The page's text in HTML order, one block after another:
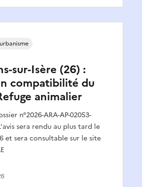
sur-Isère (26) :
compatibilité du
animalier
n°2026-ARA-AP-02053-
sera rendu au plus tard le
et sera consultable sur le site